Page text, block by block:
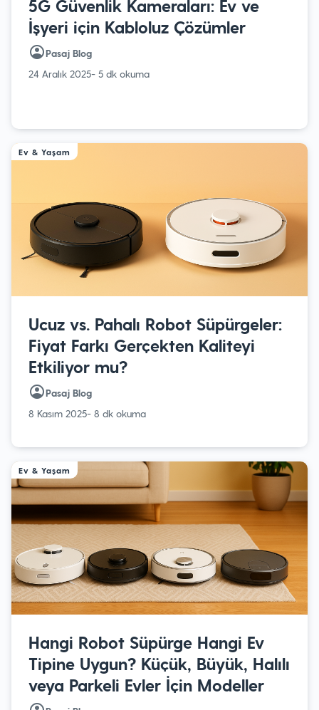
5G Güvenlik Kameraları: Ev ve
İşyeri için Kabloluz Çözümler
Pasaj Blog
24 Aralık 2025- 5 dk okuma
Ev & Yaşam
Ucuz vs. Pahalı Robot Süpürgeler:
Fiyat Farkı Gerçekten Kaliteyi
Etkiliyor mu?
Pasaj Blog
8 Kasım 2025- 8 dk okuma
Ev & Yaşam
Hangi Robot Süpürge Hangi Ev
Tipine Uygun? Küçük, Büyük, Halılı
veya Parkeli Evler İçin Modeller